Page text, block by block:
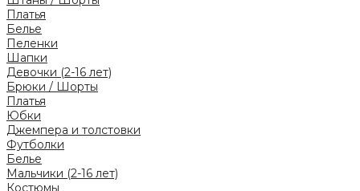
Платья
Белье
Пеленки
Шапки
Девочки (2-16 лет)
Брюки / Шорты
Платья
Юбки
Джемпера и толстовки
Футболки
Белье
Мальчики (2-16 лет)
Костюмы